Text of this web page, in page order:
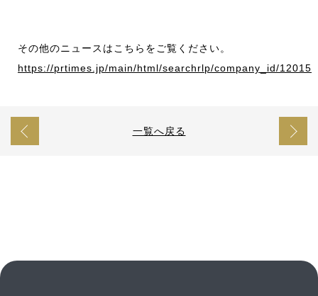
その他のニュースはこちらをご覧ください。
https://prtimes.jp/main/html/searchrlp/company_id/12015
一覧へ戻る